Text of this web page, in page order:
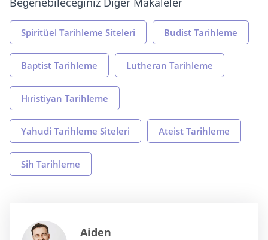
Spiritüel Tarihleme Siteleri Budist Tarihleme
Baptist Tarihleme Lutheran Tarihleme
Hıristiyan Tarihleme
Yahudi Tarihleme Siteleri Ateist Tarihleme
Sih Tarihleme
Aiden